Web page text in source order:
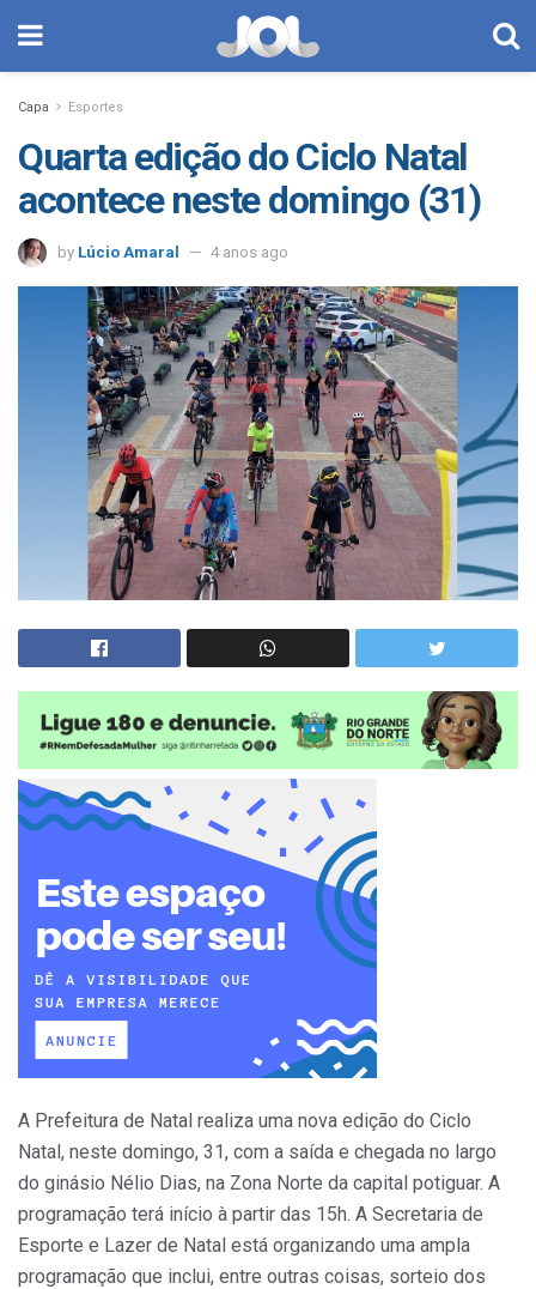
Capa Esportes
Quarta edição do Ciclo Natal
acontece neste domingo (31)
by Lúcio Amaral 4 anos ago
A Prefeitura de Natal realiza uma nova edição do Ciclo
Natal, neste domingo, 31, com a saída e chegada no largo
do ginásio Nélio Dias, na Zona Norte da capital potiguar. A
programação terá início à partir das 15h. A Secretaria de
Esporte e Lazer de Natal está organizando uma ampla
programação que inclui, entre outras coisas, sorteio dos